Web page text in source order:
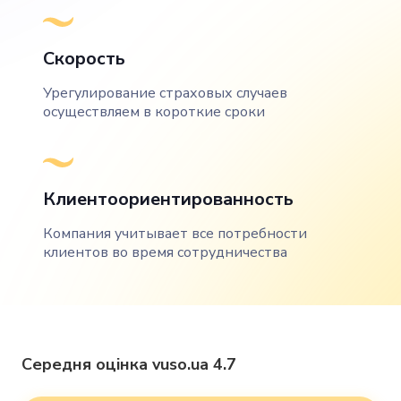
Скорость
Урегулирование страховых случаев
осуществляем в короткие сроки
Клиентоориентированность
Компания учитывает все потребности
клиентов во время сотрудничества
Середня оцінка vuso.ua 4.7